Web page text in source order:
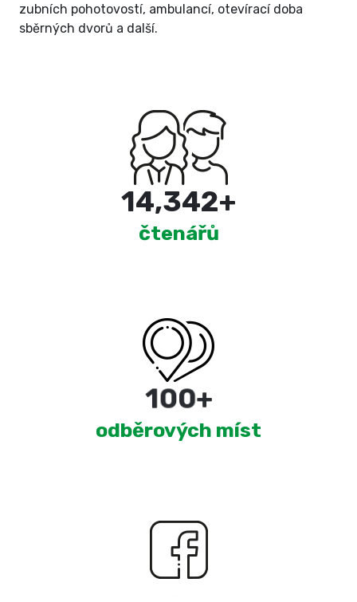
zubních pohotovostí, ambulancí, otevírací doba
sběrných dvorů a další.
15,000+
čtenářů
180+
odběrových míst